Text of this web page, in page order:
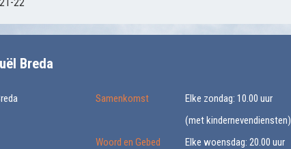
Breda
Samenkomst
Elke zondag: 10.00 uur
(met kindernevendiensten)
Woord en Gebed
Elke woensdag: 20.00 uur